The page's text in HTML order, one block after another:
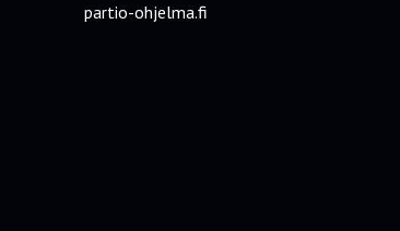
partio-ohjelma.fi